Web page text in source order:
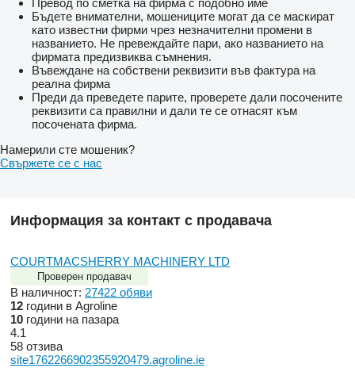
Превод по сметка на фирма с подобно име
Бъдете внимателни, мошениците могат да се маскират
като известни фирми чрез незначителни промени в
названието. Не превеждайте пари, ако названието на
фирмата предизвиква съмнения.
Въвеждане на собствени реквизити във фактура на
реална фирма
Преди да преведете парите, проверете дали посочените
реквизити са правилни и дали те се отнасят към
посочената фирма.
Намерили сте мошеник?
Свържете се с нас
Информация за контакт с продавача
COURTMACSHERRY MACHINERY LTD
Проверен продавач
В наличност: 27422 обяви
12 години в Agroline
10 години на пазара
4.1
58 отзива
site1762266902355920479.agroline.ie